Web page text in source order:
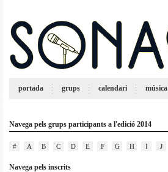
portada grups calendari música
Navega pels grups participants a l'edició 2014
# A B C D E F G H I J
Navega pels inscrits